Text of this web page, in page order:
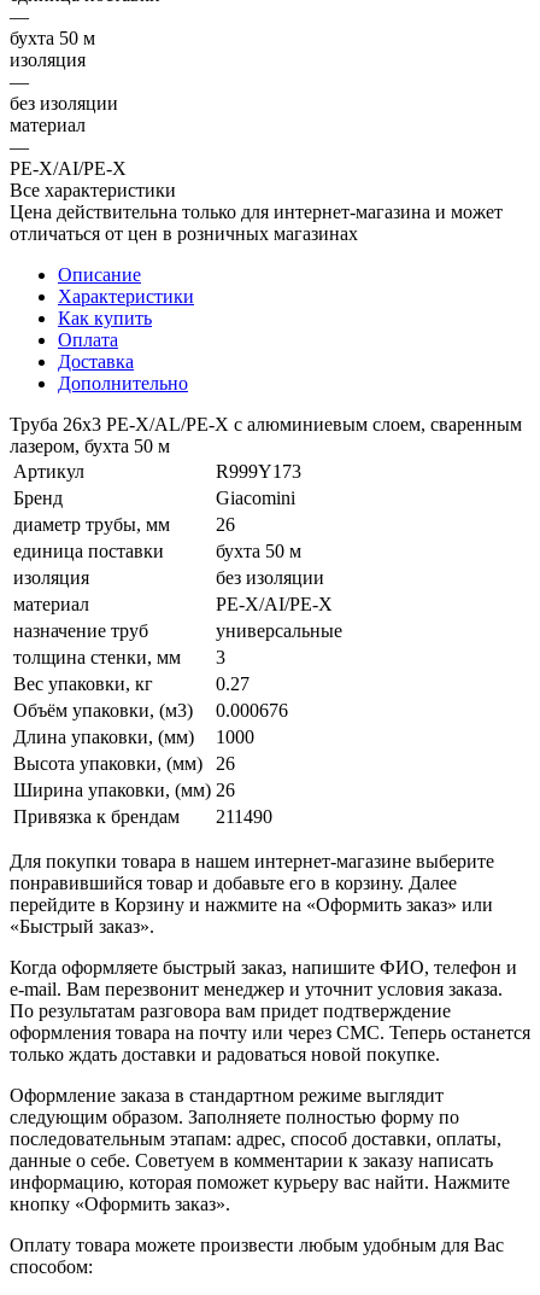
—
бухта 50 м
изоляция
—
без изоляции
материал
—
PE-X/AI/PE-X
Все характеристики
Цена действительна только для интернет-магазина и может
отличаться от цен в розничных магазинах
Описание
Характеристики
Как купить
Оплата
Доставка
Дополнительно
Труба 26x3 PE-X/AL/PE-X с алюминиевым слоем, сваренным
лазером, бухта 50 м
Артикул
R999Y173
Бренд
Giacomini
диаметр трубы, мм
26
единица поставки
бухта 50 м
изоляция
без изоляции
материал
PE-X/AI/PE-X
назначение труб
универсальные
толщина стенки, мм
3
Вес упаковки, кг
0.27
Объём упаковки, (м3)
0.000676
Длина упаковки, (мм)
1000
Высота упаковки, (мм)
26
Ширина упаковки, (мм) 26
Привязка к брендам
211490
Для покупки товара в нашем интернет-магазине выберите
понравившийся товар и добавьте его в корзину. Далее
перейдите в Корзину и нажмите на «Оформить заказ» или
«Быстрый заказ».
Когда оформляете быстрый заказ, напишите ФИО, телефон и
e-mail. Вам перезвонит менеджер и уточнит условия заказа.
По результатам разговора вам придет подтверждение
оформления товара на почту или через СМС. Теперь останется
только ждать доставки и радоваться новой покупке.
Оформление заказа в стандартном режиме выглядит
следующим образом. Заполняете полностью форму по
последовательным этапам: адрес, способ доставки, оплаты,
данные о себе. Советуем в комментарии к заказу написать
информацию, которая поможет курьеру вас найти. Нажмите
кнопку «Оформить заказ».
Оплату товара можете произвести любым удобным для Вас
способом: